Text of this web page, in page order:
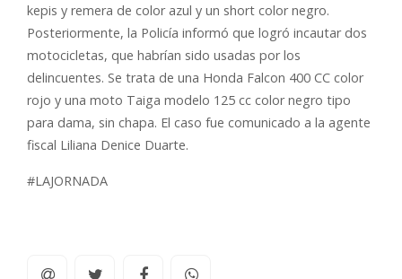
kepis y remera de color azul y un short color negro.
Posteriormente, la Policía informó que logró incautar dos
motocicletas, que habrían sido usadas por los
delincuentes. Se trata de una Honda Falcon 400 CC color
rojo y una moto Taiga modelo 125 cc color negro tipo
para dama, sin chapa. El caso fue comunicado a la agente
fiscal Liliana Denice Duarte.
#LAJORNADA